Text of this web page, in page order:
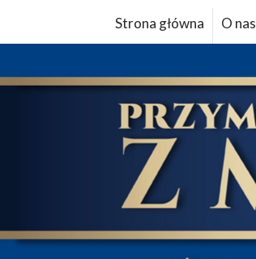
Strona główna O nas